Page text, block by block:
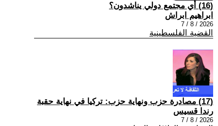
(16) أي مجتمع دولي يناشدون؟
ابراهيم ابراش
2026 / 8 / 7
القضية الفلسطينية
(17) مصادرة حزب ونهاية حزب: تركيا في نهاية حقبة
رندا قسيس
2026 / 8 / 7